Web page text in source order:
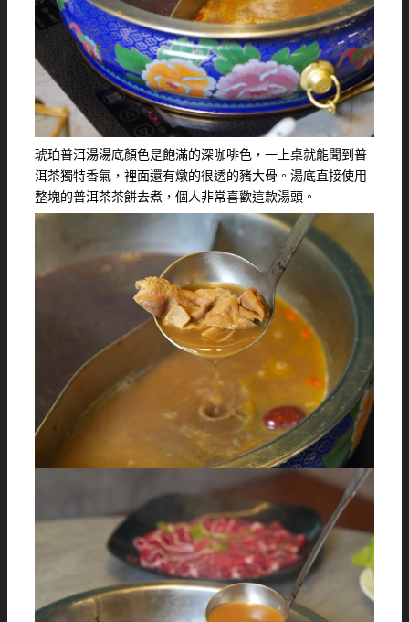
琥珀普洱湯湯底顏色是飽滿的深咖啡色，一上桌就能聞到普
洱茶獨特香氣，裡面還有燉的很透的豬大骨。湯底直接使用
整塊的普洱茶茶餅去煮，個人非常喜歡這款湯頭。